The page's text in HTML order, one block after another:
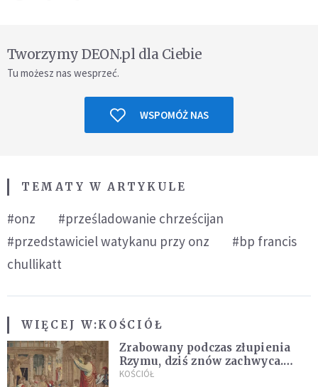
Tworzymy DEON.pl dla Ciebie
Tu możesz nas wesprzeć.
WSPOMÓŻ NAS
TEMATY W ARTYKULE
#onz
#prześladowanie chrześcijan
#przedstawiciel watykanu przy onz
#bp francis
chullikatt
WIĘCEJ W:KOŚCIÓŁ
Zrabowany podczas złupienia
Rzymu, dziś znów zachwyca.
Wyjątkowy arras w Castel
KOŚCIÓŁ